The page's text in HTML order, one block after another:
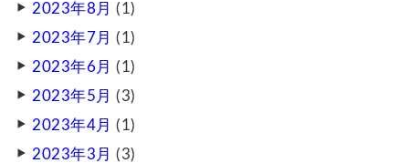
2023年8月 (1)
2023年7月 (1)
2023年6月 (1)
2023年5月 (3)
2023年4月 (1)
2023年3月 (3)